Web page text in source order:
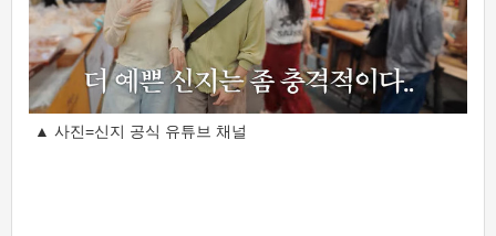
▲ 사진=신지 공식 유튜브 채널